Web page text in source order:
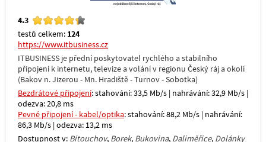
4.3
testů celkem: 124
https://www.itbusiness.cz
ITBUSINESS je přední poskytovatel rychlého a stabilního
připojení k internetu, televize a volání v regionu Český ráj a okolí
(Bakov n. Jizerou - Mn. Hradiště - Turnov - Sobotka)
Bezdrátové připojení: stahování: 33,5 Mb/s | nahrávání: 32,9 Mb/s |
odezva: 20,8 ms
Pevné připojení - kabel/optika: stahování: 88,2 Mb/s | nahrávání:
86,3 Mb/s | odezva: 13,2 ms
Dostupnost v: Bítouchov, Borek, Bukovina, Daliměřice, Dolánky